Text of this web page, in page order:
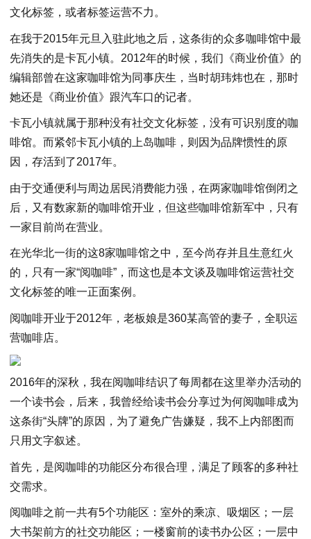
文化标签，或者标签运营不力。
在我于2015年元旦入驻此地之后，这条街的众多咖啡馆中最
先消失的是卡瓦小镇。2012年的时候，我们《商业价值》的
编辑部曾在这家咖啡馆为同事庆生，当时胡玮炜也在，那时
她还是《商业价值》跟汽车口的记者。
卡瓦小镇就属于那种没有社交文化标签，没有可识别度的咖
啡馆。而紧邻卡瓦小镇的上岛咖啡，则因为品牌惯性的原
因，存活到了2017年。
由于交通便利与周边居民消费能力强，在两家咖啡馆倒闭之
后，又有数家新的咖啡馆开业，但这些咖啡馆新军中，只有
一家目前尚在营业。
在光华北一街的这8家咖啡馆之中，至今尚存并且生意红火
的，只有一家“阅咖啡”，而这也是本文谈及咖啡馆运营社交
文化标签的唯一正面案例。
阅咖啡开业于2012年，老板娘是360某高管的妻子，全职运
营咖啡店。
2016年的深秋，我在阅咖啡结识了每周都在这里举办活动的
一个读书会，后来，我曾经给读书会分享过为何阅咖啡成为
这条街“头牌”的原因，为了避免广告嫌疑，我不上内部图而
只用文字叙述。
首先，是阅咖啡的功能区分布很合理，满足了顾客的多种社
交需求。
阅咖啡之前一共有5个功能区：室外的乘凉、吸烟区；一层
大书架前方的社交功能区；一楼窗前的读书办公区；一层中